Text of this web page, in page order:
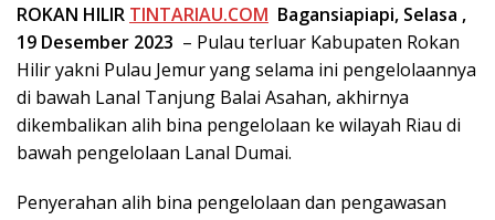
ROKAN HILIR TINTARIAU.COM Bagansiapiapi, Selasa ,
19 Desember 2023 – Pulau terluar Kabupaten Rokan
Hilir yakni Pulau Jemur yang selama ini pengelolaannya
di bawah Lanal Tanjung Balai Asahan, akhirnya
dikembalikan alih bina pengelolaan ke wilayah Riau di
bawah pengelolaan Lanal Dumai.
Penyerahan alih bina pengelolaan dan pengawasan